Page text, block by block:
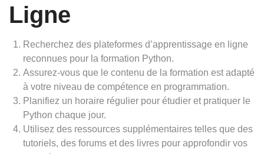
Ligne
Recherchez des plateformes d’apprentissage en ligne
reconnues pour la formation Python.
Assurez-vous que le contenu de la formation est adapté
à votre niveau de compétence en programmation.
Planifiez un horaire régulier pour étudier et pratiquer le
Python chaque jour.
Utilisez des ressources supplémentaires telles que des
tutoriels, des forums et des livres pour approfondir vos